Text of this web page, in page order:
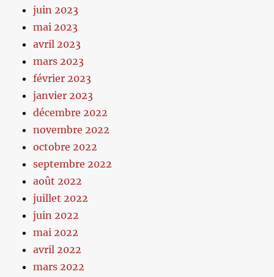
juin 2023
mai 2023
avril 2023
mars 2023
février 2023
janvier 2023
décembre 2022
novembre 2022
octobre 2022
septembre 2022
août 2022
juillet 2022
juin 2022
mai 2022
avril 2022
mars 2022